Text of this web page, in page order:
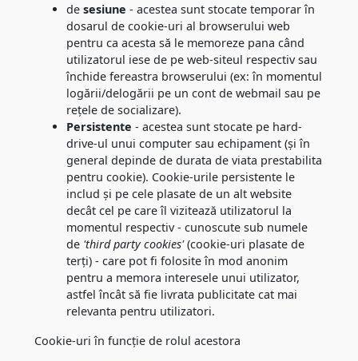
de sesiune - acestea sunt stocate temporar în
dosarul de cookie-uri al browserului web
pentru ca acesta să le memoreze pana când
utilizatorul iese de pe web-siteul respectiv sau
închide fereastra browserului (ex: în momentul
logării/delogării pe un cont de webmail sau pe
rețele de socializare).
Persistente - acestea sunt stocate pe hard-
drive-ul unui computer sau echipament (și în
general depinde de durata de viata prestabilita
pentru cookie). Cookie-urile persistente le
includ și pe cele plasate de un alt website
decât cel pe care îl vizitează utilizatorul la
momentul respectiv - cunoscute sub numele
de 'third party cookies'(cookie-uri plasate de
terți) - care pot fi folosite în mod anonim
pentru a memora interesele unui utilizator,
astfel încât să fie livrata publicitate cat mai
relevanta pentru utilizatori.
Cookie-uri în funcție de rolul acestora